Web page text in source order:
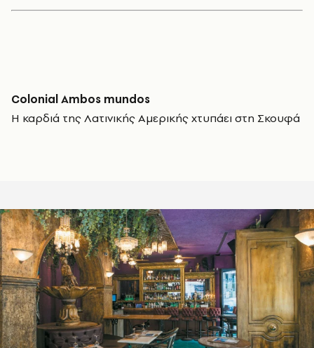
Colonial Ambos mundos
Η καρδιά της Λατινικής Αμερικής χτυπάει στη Σκουφά